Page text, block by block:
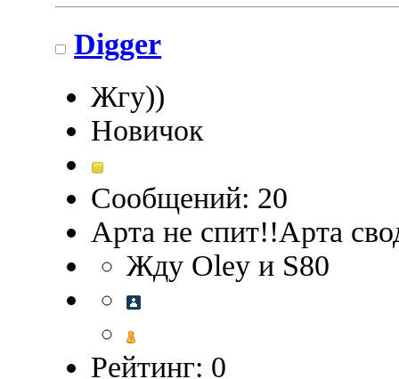
Digger
Жгу))
Новичок
Сообщений: 20
Арта не спит!!Арта
Жду Oley и S80
Рейтинг: 0